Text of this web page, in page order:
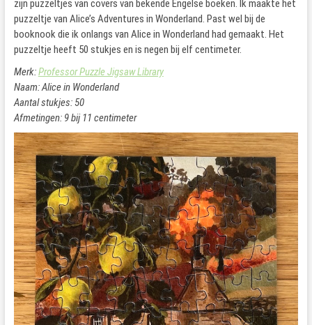
zijn puzzeltjes van covers van bekende Engelse boeken. Ik maakte het
puzzeltje van Alice’s Adventures in Wonderland. Past wel bij de
booknook die ik onlangs van Alice in Wonderland had gemaakt. Het
puzzeltje heeft 50 stukjes en is negen bij elf centimeter.
Merk:Professor Puzzle Jigsaw Library
Naam: Alice in Wonderland
Aantal stukjes: 50
Afmetingen: 9 bij 11 centimeter